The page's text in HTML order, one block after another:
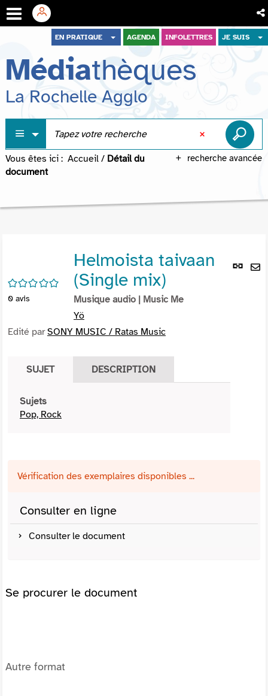
menu
contenu
recherche
EN PRATIQUE AGENDA INFOLETTRES JE SUIS
Médiathèques
La Rochelle Agglo
recherche avancée
Vous êtes ici : Accueil / Détail du
document
Lien
/5
0 avis
Helmoista taivaan
(Single mix)
Musique audio | Music Me
Yö
Edité parSONY MUSIC / Ratas Music
SUJET DESCRIPTION
Sujets
Pop, Rock
Vérification des exemplaires disponibles ...
Consulter en ligne
Consulter le document
Se procurer le document
Autre format